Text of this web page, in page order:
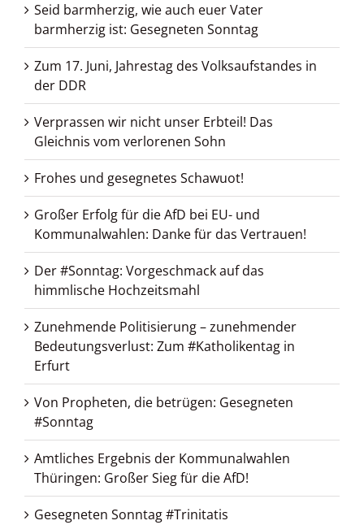
Seid barmherzig, wie auch euer Vater
barmherzig ist: Gesegneten Sonntag
Zum 17. Juni, Jahrestag des Volksaufstandes in
der DDR
Verprassen wir nicht unser Erbteil! Das
Gleichnis vom verlorenen Sohn
Frohes und gesegnetes Schawuot!
Großer Erfolg für die AfD bei EU- und
Kommunalwahlen: Danke für das Vertrauen!
Der #Sonntag: Vorgeschmack auf das
himmlische Hochzeitsmahl
Zunehmende Politisierung – zunehmender
Bedeutungsverlust: Zum #Katholikentag in
Erfurt
Von Propheten, die betrügen: Gesegneten
#Sonntag
Amtliches Ergebnis der Kommunalwahlen
Thüringen: Großer Sieg für die AfD!
Gesegneten Sonntag #Trinitatis